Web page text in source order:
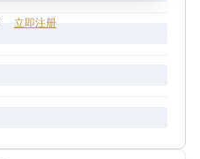
立即注册